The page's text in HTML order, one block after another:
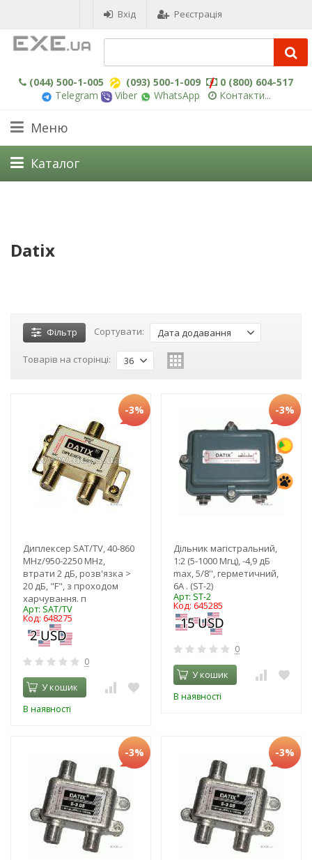
Вхід Реєстрація
(044) 500-1-005 (093) 500-1-009
0 (800) 604-517
Telegram
Viber WhatsApp Контакти...
Меню
Каталог
Datix
Фільтр Сортувати: Дата додавання
Товарів на сторінці: 36
-3%
Диплексер SAT/TV, 40-860
MHz/950-2250 MHz,
втрати 2 дБ, розв'язка >
20 дБ, "F", з проходом
харчування. п
Арт: SAT/TV
Код: 648275
0
У кошик
В наявності
-3%
Дільник магістральний,
1:2 (5-1000 Мгц), -4,9 дБ
max, 5/8'', герметичний,
6А . (ST-2)
Арт: ST-2
Код: 645285
0
У кошик
В наявності
-3% -3%